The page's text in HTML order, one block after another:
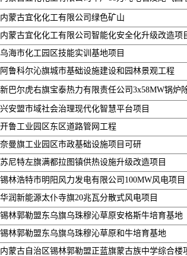
内蒙古宜化化工有限公司绿色矿山
内蒙古宜化化工有限公司智能化安全化升级改造项
乌海市化工园区技能实训基地项目
阿鲁科尔沁旗城市基础设施建设和园林景观工程
新巴尔虎右旗宝泰热力有限责任公司3x58MW锅炉
兴安盟市域社会治理现代化智慧平台项目
开鲁工业园区东区道路管网工程
奈曼旗工业园区市政基础设施项目可研
苏尼特左旗满都拉图镇供热设施升级改造项目
锡林浩特市明阳风力发电有限公司100MW风电项目
华润新能源太仆寺旗20兆瓦分散式风电项目
锡林郭勒盟东乌旗乌珠穆沁草原安格斯牛培育基地
锡林郭勒盟东乌旗乌珠穆沁草原和牛培育基地
内蒙古自治区锡林郭勒盟正蓝旗蒙古族中学综合楼